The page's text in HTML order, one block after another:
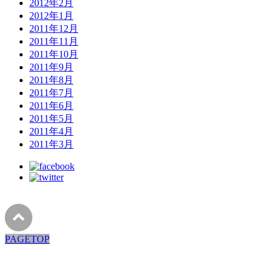
2012年2月
2012年1月
2011年12月
2011年11月
2011年10月
2011年9月
2011年8月
2011年7月
2011年6月
2011年5月
2011年4月
2011年3月
PAGETOP